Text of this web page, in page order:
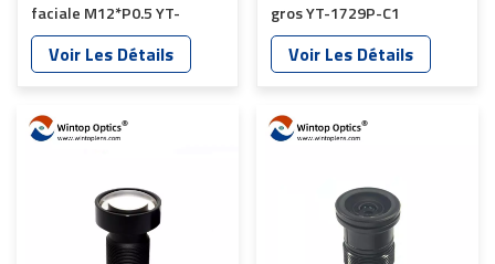
faciale M12*P0.5 YT-
3555P-C1
Voir Les Détails
gros YT-1729P-C1
Voir Les Détails